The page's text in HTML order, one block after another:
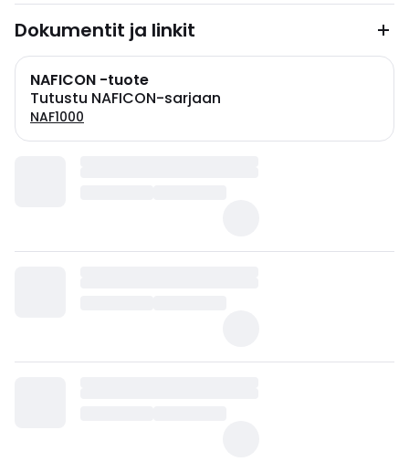
Dokumentit ja linkit
NAFICON -tuote
Tutustu NAFICON-sarjaan
NAF1000